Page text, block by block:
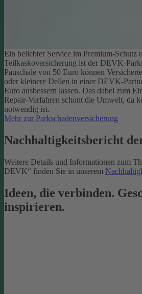
Ein beliebter Service im Premium-Schutz
Teilkaskoversicherung ist der DEVK-
Pauschale von 50 Euro können
oder kleinere Dellen in einer DEVK-
Euro ausbessern lassen. Das dabei zum
Repair-Verfahren schont die Umwelt, da
notwendig ist.
Mehr zur Parkschadenversicherung
Nachhaltigkeitsbericht
Weitere Details und Informationen zum
DEVK“ finden Sie in unserem
Ideen, die verbinden.
inspirieren.